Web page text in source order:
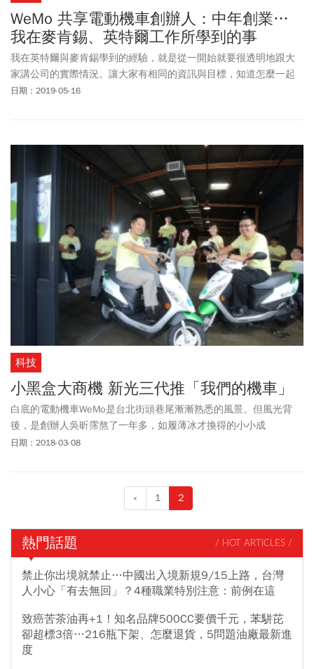
WeMo 共享電動機車創辦人：中年創業…
我在麥肯錫、英特爾工作所學到的事
我在英特爾與麥肯錫學到的經驗，就是從一開始就要很透明地跟大
家講公司的實際情況。讓大家有相同的資訊與目標，知道怎麼一起
努力往前走，然後我們就都有 Delivered on Promise，這才是關鍵，
日期：2019-05-16
科技
小黑盒大商機 新光三代推「我們的機車」
白底的電動機車WeMo是台北街頭巷尾漸漸熟悉的風景。但風光背
後，是創辦人吳昕霈熬了一年多，如履薄冰才換得的小小成
績……。
日期：2018-03-08
« 1 2
熱門話題 / HOT ARTICLES /
禁止你出境就禁止…中國出入境新規9/15上路，台灣
人小心「有去無回」？4種職業特別注意：前例在這
致癌苦茶油再+1！知名品牌500CC要價千元，苯駢芘
卻超標3倍…216瓶下架、怎麼退貨，5問題油廠最新進
度